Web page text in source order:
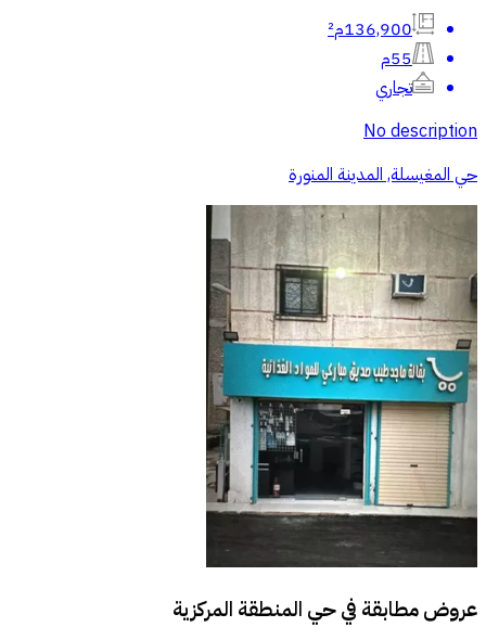
136,900م²
55م
تجاري
No description
حي المغيسلة, المدينة المنورة
عروض مطابقة فيحي المنطقة المركزية